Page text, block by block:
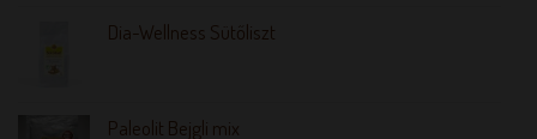
Dia-Wellness Sütőliszt
Paleolit Bejgli mix